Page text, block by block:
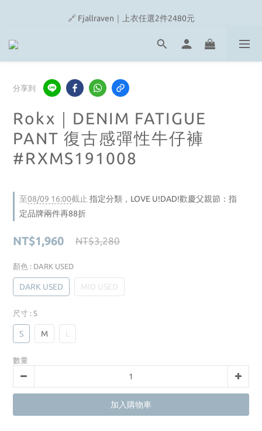
🔗 Snow Peak｜歡慶父親節滿4500即贈品牌方巾
🔗 Fjallraven｜上衣任選2件2480元
🎉On/HOKA 新品陸續上架
分享到
Rokx｜DENIM FATIGUE
PANT 復古感彈性牛仔褲
#RXMS191008
至08/09 16:00截止 指定分類，LOVE U!DAD!歡慶父親節：指
定品牌兩件再88折
NT$1,960 NT$3,280
顏色 : DARK USED
DARK USED MID USED
尺寸 : S
S M
數量
加入購物車